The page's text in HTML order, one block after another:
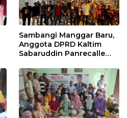
Sambangi Manggar Baru,
Anggota DPRD Kaltim
Sabaruddin Panrecalle
Balikpapan